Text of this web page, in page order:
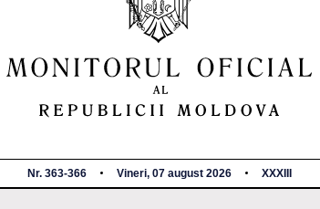
Nr. 363-366 Vineri, 07 august 2026 XXXIII